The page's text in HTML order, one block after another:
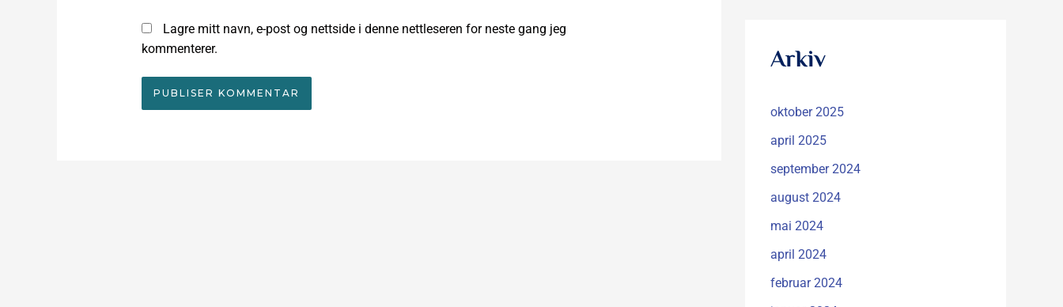
Lagre mitt navn, e-post og nettside i denne nettleseren for neste gang jeg
kommenterer.
Arkiv
oktober 2025
april 2025
september 2024
august 2024
mai 2024
april 2024
februar 2024